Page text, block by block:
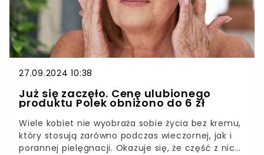
27.09.2024 10:38
Już się zaczęło. Cenę ulubionego
produktu Polek obniżono do 6 zł
Wiele kobiet nie wyobraża sobie życia bez kremu,
który stosują zarówno podczas wieczornej, jak i
porannej pielęgnacji. Okazuje się, że część z nich